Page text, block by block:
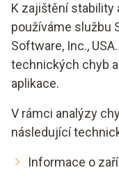
K zajištění stability
používáme službu
Software, Inc.,
technických chyb
aplikace.
V rámci analýzy
následující
Informace o